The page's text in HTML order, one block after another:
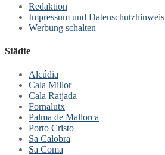
Redaktion
Impressum und Datenschutzhinweis
Werbung schalten
Städte
Alcúdia
Cala Millor
Cala Ratjada
Fornalutx
Palma de Mallorca
Porto Cristo
Sa Calobra
Sa Coma